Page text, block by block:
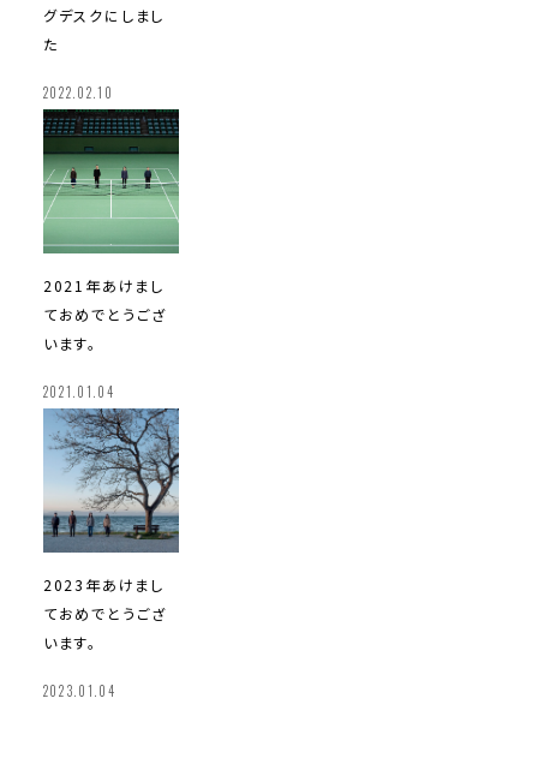
グデスクにしまし
た
2022.02.10
2021年あけまし
ておめでとうござ
います。
2021.01.04
2023年あけまし
ておめでとうござ
います。
2023.01.04